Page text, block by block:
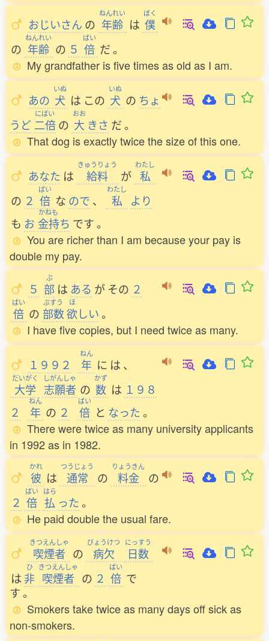
おじいさん の
ねんれい
年齢 は
ぼく
僕
の
ねんれい
年齢 の ５
ばい
倍 だ。
My grandfather is five times as old as I am.
あの
いぬ
犬 は この
いぬ
犬 の ちょ
うど
にばい
二倍 の
おお
大 きさ だ。
That dog is exactly twice the size of this one.
あなた は
きゅうりょう
給料 が
わたし
私
の ２
ばい
倍 な ので 、
わたし
私
より
も お
かねも
金持ち です。
You are richer than I am because your pay is
double my pay.
５
ぶ
部 は ある が その ２
ばい
倍 の
ぶすう
部数
ほ
欲しい。
I have five copies, but I need twice as many.
１９９２
ねん
年 に は 、
だいがく
大学
しがんしゃ
志願者 の
かず
数 は １９８
２
ねん
年 の ２
ばい
倍 と なった。
There were twice as many university applicants
in 1992 as in 1982.
かれ
彼 は
つうじょう
通常 の
りょうきん
料金
の
２
ばい
倍
はら
払 った。
He paid double the usual fare.
きつえんしゃ
喫煙者 の
びょうけつ
病欠
にっすう
日数
は
ひ
非
きつえんしゃ
喫煙者 の ２
ばい
倍 で
す。
Smokers take twice as many days off sick as
non-smokers.